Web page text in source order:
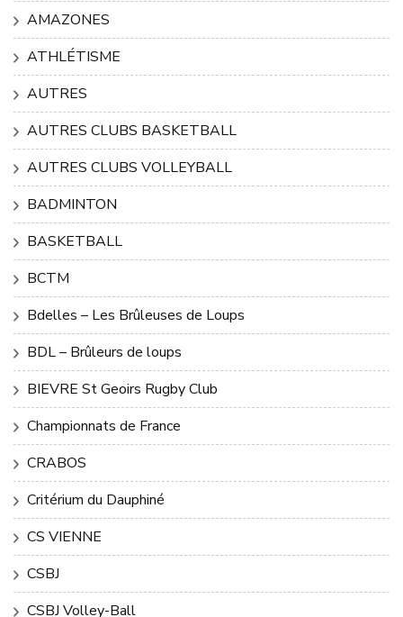
AMAZONES
ATHLÉTISME
AUTRES
AUTRES CLUBS BASKETBALL
AUTRES CLUBS VOLLEYBALL
BADMINTON
BASKETBALL
BCTM
Bdelles – Les Brûleuses de Loups
BDL – Brûleurs de loups
BIEVRE St Geoirs Rugby Club
Championnats de France
CRABOS
Critérium du Dauphiné
CS VIENNE
CSBJ
CSBJ Volley-Ball